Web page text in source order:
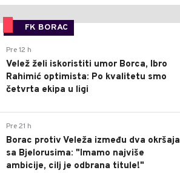
FK BORAC
Pre 12 h
Velež želi iskoristiti umor Borca, Ibro
Rahimić optimista: Po kvalitetu smo
četvrta ekipa u ligi
Pre 21 h
Borac protiv Veleža između dva okršaja
sa Bjelorusima: "Imamo najviše
ambicije, cilj je odbrana titule!"